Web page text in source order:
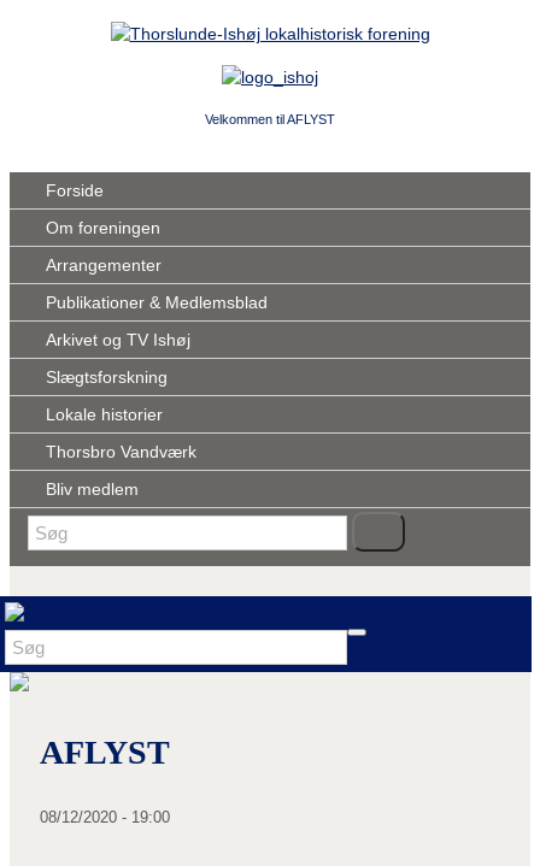
Velkommen til AFLYST
Forside
Om foreningen
Arrangementer
Publikationer & Medlemsblad
Arkivet og TV Ishøj
Slægtsforskning
Lokale historier
Thorsbro Vandværk
Bliv medlem
AFLYST
08/12/2020 - 19:00